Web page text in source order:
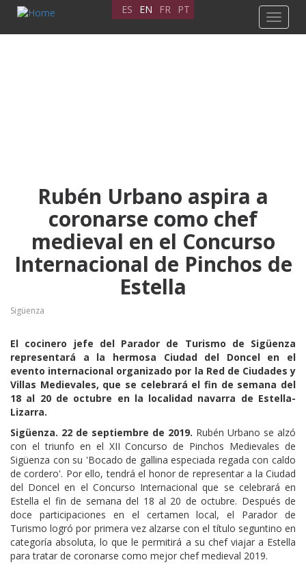
Skip
main
Toggle
ES EN FR PT
Rubén Urbano aspira a
coronarse como chef
medieval en el Concurso
Internacional de Pinchos de
Estella
Sigüenza
El cocinero jefe del Parador de Turismo de Sigüenza
representará a la hermosa Ciudad del Doncel en el
evento internacional organizado por la Red de Ciudades y
Villas Medievales, que se celebrará el fin de semana del
18 al 20 de octubre en la localidad navarra de Estella-
Lizarra.
Sigüenza. 22 de septiembre de 2019. Rubén Urbano se alzó
con el triunfo en el XII Concurso de Pinchos Medievales de
Sigüenza con su 'Bocado de gallina especiada regada con caldo
de cordero'. Por ello, tendrá el honor de representar a la Ciudad
del Doncel en el Concurso Internacional que se celebrará en
Estella el fin de semana del 18 al 20 de octubre. Después de
doce participaciones en el certamen local, el Parador de
Turismo logró por primera vez alzarse con el título seguntino en
categoría absoluta, lo que le permitirá a su chef viajar a Estella
para tratar de coronarse como mejor chef medieval 2019.